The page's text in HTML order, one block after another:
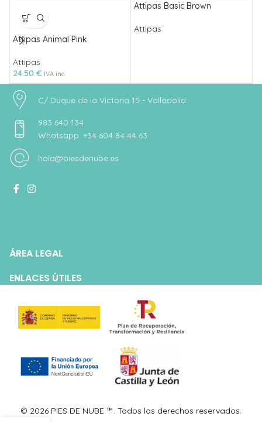
Attipas Animal Pink
Attipas
24.50 € IVA inc.
Attipas Basic Brown
Attipas
C/ Duque de la Victoria 15 - Valladolid
983 640 134
Whatsapp: +34 604 84 44 63
hola@piesdenube.es
ÁREA LEGAL
ENLACES ÚTILES
© 2026 PIES DE NUBE ™. Todos los derechos reservados.